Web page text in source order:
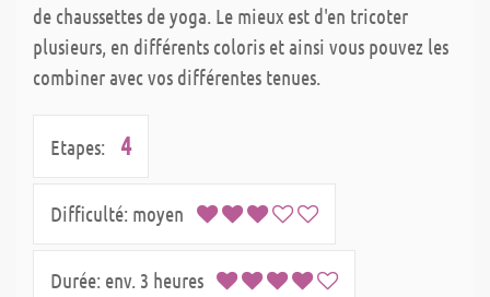
de chaussettes de yoga. Le mieux est d'en tricoter
plusieurs, en différents coloris et ainsi vous pouvez les
combiner avec vos différentes tenues.
Etapes: 4
Difficulté: moyen
Durée: env. 3 heures